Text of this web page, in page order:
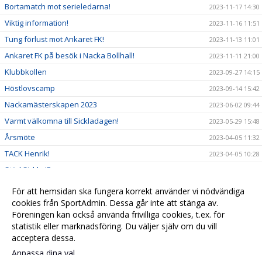
Bortamatch mot serieledarna! 2023-11-17 14:30
Viktig information! 2023-11-16 11:51
Tung förlust mot Ankaret FK! 2023-11-13 11:01
Ankaret FK på besök i Nacka Bollhall! 2023-11-11 21:00
Klubbkollen 2023-09-27 14:15
Höstlovscamp 2023-09-14 15:42
Nackamästerskapen 2023 2023-06-02 09:44
Varmt välkomna till Sickladagen! 2023-05-29 15:48
Årsmöte 2023-04-05 11:32
TACK Henrik! 2023-04-05 10:28
Stöd Sickla IF
2023-02-22 13:19
SERIESEGER FÖR P16
2023-02-19 21:38
2023-02-06 12:52
För att hemsidan ska fungera korrekt använder vi nödvändiga
cookies från SportAdmin. Dessa går inte att stänga av.
Föreningen kan också använda frivilliga cookies, t.ex. för
statistik eller marknadsföring. Du väljer själv om du vill
acceptera dessa.